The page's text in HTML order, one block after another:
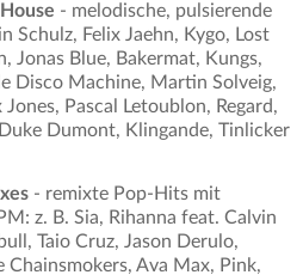
- melodische, pulsierende
Schulz, Felix Jaehn, Kygo, Lost
Jonas Blue, Bakermat, Kungs,
Disco Machine, Martin Solveig,
Pascal Letoublon, Regard,
Dumont, Klingande, Tinlicker
- remixte Pop-Hits mit
z. B. Sia, Rihanna feat. Calvin
Taio Cruz, Jason Derulo,
Chainsmokers, Ava Max, Pink,